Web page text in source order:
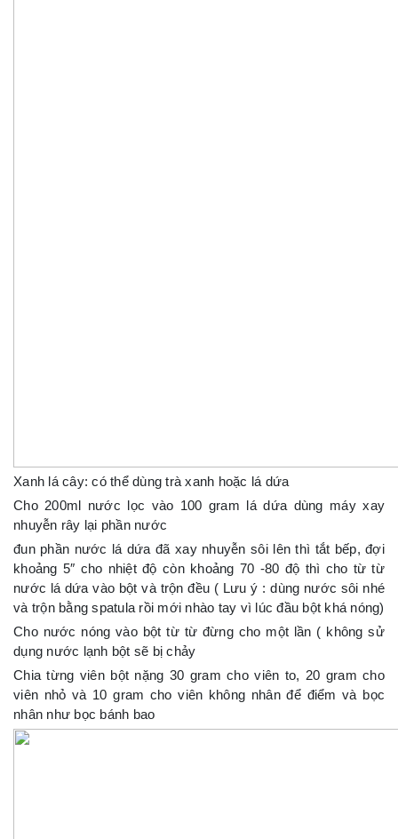
Xanh lá cây: có thể dùng trà xanh hoặc lá dứa
Cho 200ml nước lọc vào 100 gram lá dứa dùng máy xay
nhuyễn rây lại phần nước
đun phần nước lá dứa đã xay nhuyễn sôi lên thì tắt bếp, đợi
khoảng 5″ cho nhiệt độ còn khoảng 70 -80 độ thì cho từ từ
nước lá dứa vào bột và trộn đều ( Lưu ý : dùng nước sôi nhé
và trộn bằng spatula rồi mới nhào tay vì lúc đầu bột khá nóng)
Cho nước nóng vào bột từ từ đừng cho một lần ( không sử
dụng nước lạnh bột sẽ bị chảy
Chia từng viên bột nặng 30 gram cho viên to, 20 gram cho
viên nhỏ và 10 gram cho viên không nhân để điểm và bọc
nhân như bọc bánh bao